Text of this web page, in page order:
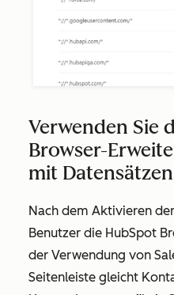
Verwenden Sie
Browser-
mit
Nach dem Aktivieren
Benutzer die HubSpot
der Verwendung von
Seitenleiste gleicht